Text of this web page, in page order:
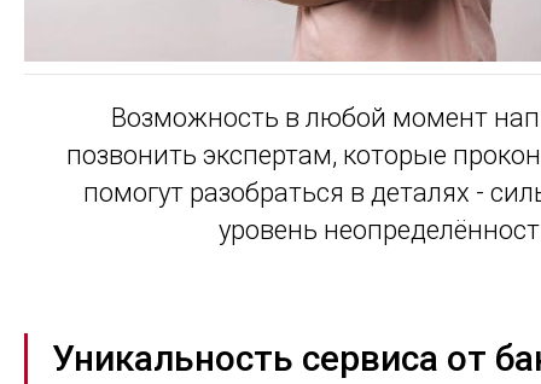
Возможность в любой момент
позвонить экспертам, которые
помогут разобраться в деталях -
уровень
Уникальность сервиса от